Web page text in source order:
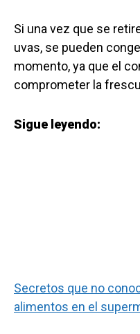
Si una vez que se
uvas, se pueden
momento, ya que el
comprometer la
Sigue leyendo:
Secretos que no
alimentos en el